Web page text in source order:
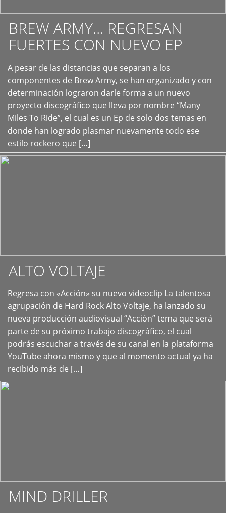
BREW ARMY… REGRESAN
FUERTES CON NUEVO EP
A pesar de las distancias que separan a los
componentes de Brew Army, se han organizado y con
determinación lograron darle forma a un nuevo
proyecto discográfico que lleva por nombre “Many
Miles To Ride”, el cual es un Ep de solo dos temas en
donde han logrado plasmar nuevamente todo ese
estilo rockero que […]
+
ALTO VOLTAJE
Regresa con «Acción» su nuevo videoclip La talentosa
agrupación de Hard Rock Alto Voltaje, ha lanzado su
nueva producción audiovisual “Acción” tema que será
parte de su próximo trabajo discográfico, el cual
podrás escuchar a través de su canal en la plataforma
YouTube ahora mismo y que al momento actual ya ha
recibido más de […]
+
MIND DRILLER